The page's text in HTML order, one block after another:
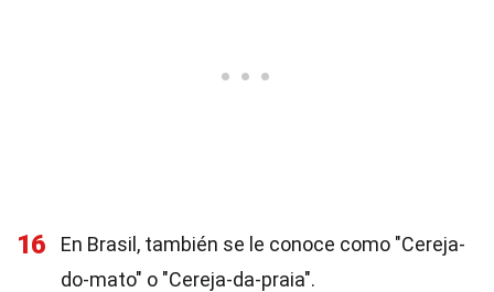
16
En Brasil, también se le conoce como "Cereja-
do-mato" o "Cereja-da-praia".